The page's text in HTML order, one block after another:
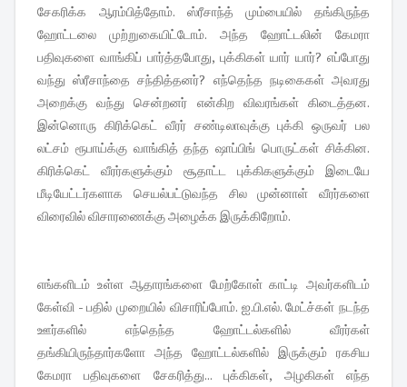
சேகரிக்க ஆரம்பித்தோம். ஸ்ரீசாந்த் மும்பையில் தங்கிருந்த
ஹோட்டலை முற்றுகையிட்டோம். அந்த ஹோட்டலின் கேமரா
பதிவுகளை வாங்கிப் பார்த்தபோது, புக்கிகள் யார் யார்? எப்போது
வந்து ஸ்ரீசாந்தை சந்தித்தனர்? எந்தெந்த நடிகைகள் அவரது
அறைக்கு வந்து சென்றனர் என்கிற விவரங்கள் கிடைத்தன.
இன்னொரு கிரிக்கெட் வீரர் சண்டிலாவுக்கு புக்கி ஒருவர் பல
லட்சம் ரூபாய்க்கு வாங்கித் தந்த ஷாப்பிங் பொருட்கள் சிக்கின.
கிரிக்கெட் வீரர்களுக்கும் சூதாட்ட புக்கிகளுக்கும் இடையே
மீடியேட்டர்களாக செயல்பட்டுவந்த சில முன்னாள் வீரர்களை
விரைவில் விசாரணைக்கு அழைக்க இருக்கிறோம்.
எங்களிடம் உள்ள ஆதாரங்களை மேற்கோள் காட்டி அவர்களிடம்
கேள்வி - பதில் முறையில் விசாரிப்போம். ஐ.பி.எல். மேட்ச்கள் நடந்த
ஊர்களில் எந்தெந்த ஹோட்டல்களில் வீரர்கள்
தங்கியிருந்தார்களோ அந்த ஹோட்டல்களில் இருக்கும் ரகசிய
கேமரா பதிவுகளை சேகரித்து... புக்கிகள், அழகிகள் எந்த